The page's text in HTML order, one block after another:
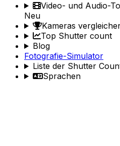
Video- und Audio-
Neu
Kameras
Top Shutter count
Blog
Fotografie-Simulator
Liste der Shutter
Sprachen